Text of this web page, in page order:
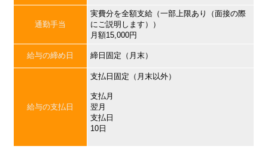
通勤手当
実費分を全額支給（一部上限あり（面接の際
にご説明します））
月額15,000円
給与の締め日 締日固定（月末）
給与の支払日
支払日固定（月末以外）
支払月
翌月
支払日
10日